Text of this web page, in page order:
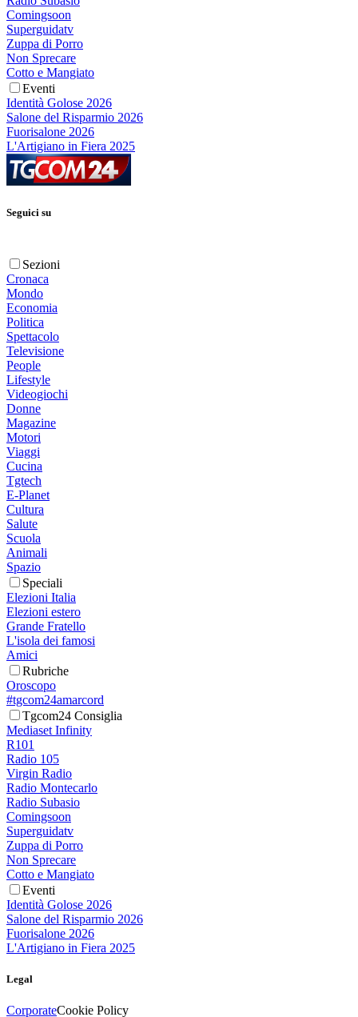
Comingsoon
Superguidatv
Zuppa di Porro
Non Sprecare
Cotto e Mangiato
Eventi
Identità Golose 2026
Salone del Risparmio 2026
Fuorisalone 2026
L'Artigiano in Fiera 2025
Seguici su
Sezioni
Cronaca
Mondo
Economia
Politica
Spettacolo
Televisione
People
Lifestyle
Videogiochi
Donne
Magazine
Motori
Viaggi
Cucina
Tgtech
E-Planet
Cultura
Salute
Scuola
Animali
Spazio
Speciali
Elezioni Italia
Elezioni estero
Grande Fratello
L'isola dei famosi
Amici
Rubriche
Oroscopo
#tgcom24amarcord
Tgcom24 Consiglia
Mediaset Infinity
R101
Radio 105
Virgin Radio
Radio Montecarlo
Radio Subasio
Comingsoon
Superguidatv
Zuppa di Porro
Non Sprecare
Cotto e Mangiato
Eventi
Identità Golose 2026
Salone del Risparmio 2026
Fuorisalone 2026
L'Artigiano in Fiera 2025
Legal
CorporateCookie Policy